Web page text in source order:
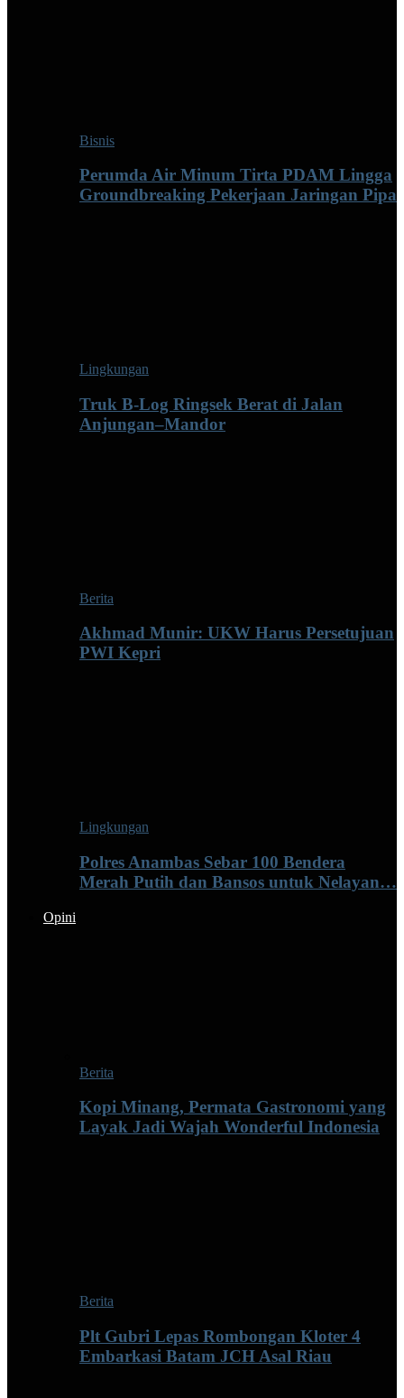
Bisnis
Perumda Air Minum Tirta PDAM Lingga
Groundbreaking Pekerjaan Jaringan Pipa
Lingkungan
Truk B-Log Ringsek Berat di Jalan
Anjungan–Mandor
Berita
Akhmad Munir: UKW Harus Persetujuan
PWI Kepri
Lingkungan
Polres Anambas Sebar 100 Bendera
Merah Putih dan Bansos untuk Nelayan…
Opini
Berita
Kopi Minang, Permata Gastronomi yang
Layak Jadi Wajah Wonderful Indonesia
Berita
Plt Gubri Lepas Rombongan Kloter 4
Embarkasi Batam JCH Asal Riau